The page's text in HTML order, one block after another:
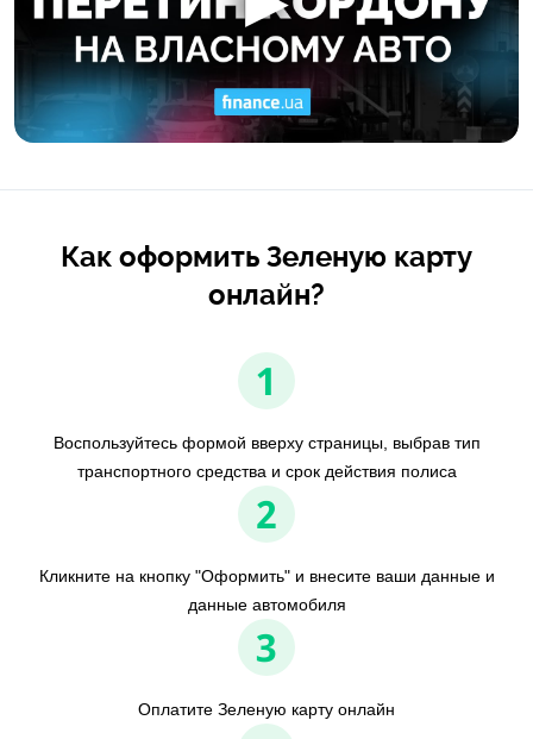
Как оформить Зеленую карту
онлайн?
1
Воспользуйтесь формой вверху страницы, выбрав тип
транспортного средства и срок действия полиса
2
Кликните на кнопку "Оформить" и внесите ваши данные и
данные автомобиля
3
Оплатите Зеленую карту онлайн